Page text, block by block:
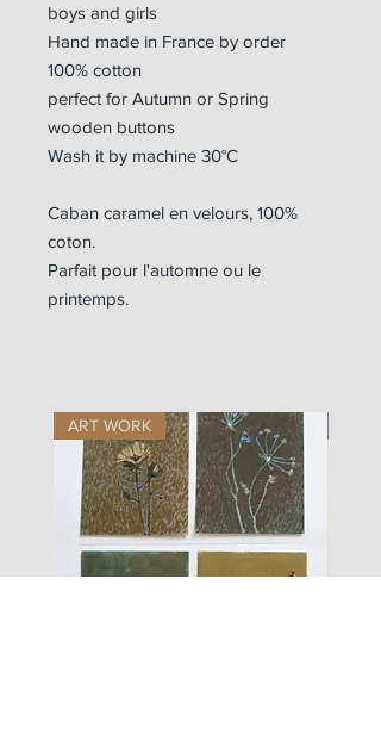
boys and girls
Hand made in France by order
100% cotton
perfect for Autumn or Spring
wooden buttons
Wash it by machine 30°C
Caban caramel en velours, 100%
coton.
Parfait pour l'automne ou le
printemps.
ART WORK